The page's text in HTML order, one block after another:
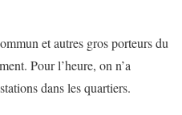
et autres gros porteurs du
Pour l’heure, on n’a
dans les quartiers.